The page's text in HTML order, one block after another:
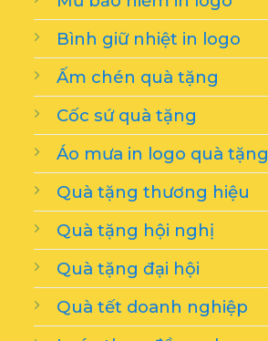
Bình giữ nhiệt in logo
Ấm chén quà tặng
Cốc sứ quà tặng
Áo mưa in logo quà tặng
Quà tặng thương hiệu
Quà tặng hội nghị
Quà tặng đại hội
Quà tết doanh nghiệp